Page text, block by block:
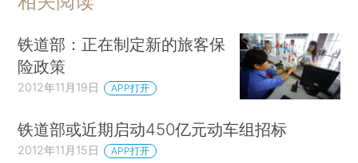
铁道部：正在制定新的旅客保
险政策
2012年11月19日 APP打开
铁道部或近期启动450亿元动车组招标
2012年11月15日 APP打开